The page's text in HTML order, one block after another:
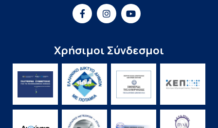
Χρήσιμοι Σύνδεσμοι